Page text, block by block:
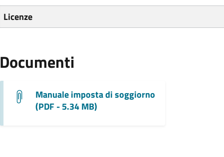
Licenze
Documenti
Manuale imposta di soggiorno
(PDF - 5.34 MB)